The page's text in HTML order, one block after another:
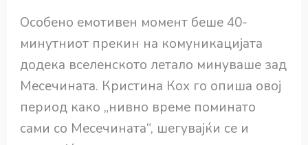
Особено емотивен момент беше 40-
минутниот прекин на комуникацијата
додека вселенското летало минуваше зад
Месечината. Кристина Кох го опиша овој
период како „нивно време поминато
сами со Месечината“, шегувајќи се и